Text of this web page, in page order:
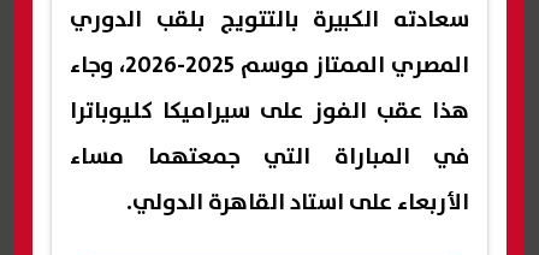
سعادته الكبيرة بالتتويج بلقب الدوري
المصري الممتاز موسم 2025-2026، وجاء
هذا عقب الفوز على سيراميكا كليوباترا
في المباراة التي جمعتهما مساء
الأربعاء على استاد القاهرة الدولي.